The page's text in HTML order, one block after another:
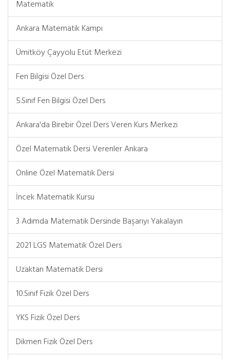
Matematik
Ankara Matematik Kampı
Ümitköy Çayyolu Etüt Merkezi
Fen Bilgisi Özel Ders
5.Sınıf Fen Bilgisi Özel Ders
Ankara'da Birebir Özel Ders Veren Kurs Merkezi
Özel Matematik Dersi Verenler Ankara
Online Özel Matematik Dersi
İncek Matematik Kursu
3 Adımda Matematik Dersinde Başarıyı Yakalayın
2021 LGS Matematik Özel Ders
Uzaktan Matematik Dersi
10.Sınıf Fizik Özel Ders
YKS Fizik Özel Ders
Dikmen Fizik Özel Ders